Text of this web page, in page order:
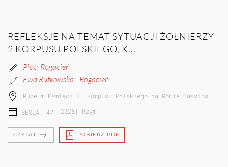
REFLEKSJE NA TEMAT SYTUACJI ŻOŁNIERZY
2 KORPUSU POLSKIEGO, K...
Piotr Rogacień
Ewa Rutkowska - Rogacień
Muzeum Pamięci 2. Korpusu Polskiego na Monte Cassino
SESJA: 47 | 2025| Rzym
CZYTAJ POBIERZ PDF